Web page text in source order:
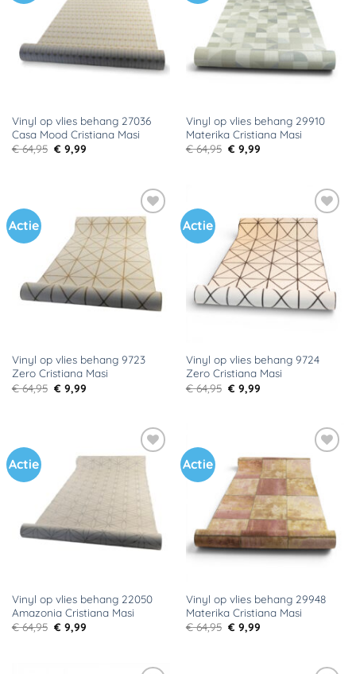
verlanglijst
Vinyl op vlies behang 27036
Casa Mood Cristiana Masi
€64,95 Oorspronkelijke
prijs
€ 9,99Huidige
verlanglijst
Vinyl op vlies behang 29910
Materika Cristiana Masi
€64,95 Oorspronkelijke
prijs
€ 9,99Huidige
Actie
Toevoegen
aan
verlanglijst
Vinyl op vlies behang 9723
Zero Cristiana Masi
€64,95 Oorspronkelijke
prijs
€ 9,99Huidige
Actie
Toevoegen
aan
verlanglijst
Vinyl op vlies behang 9724
Zero Cristiana Masi
€64,95 Oorspronkelijke
prijs
€ 9,99Huidige
Actie
Toevoegen
aan
verlanglijst
Vinyl op vlies behang 22050
Amazonia Cristiana Masi
€64,95 Oorspronkelijke
prijs
€ 9,99Huidige
Actie
Toevoegen
aan
verlanglijst
Vinyl op vlies behang 29948
Materika Cristiana Masi
€64,95 Oorspronkelijke
prijs
€ 9,99Huidige